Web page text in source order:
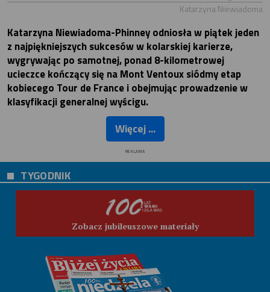
Katarzyna Niewiadoma
Katarzyna Niewiadoma-Phinney odniosła w piątek jeden
z najpiękniejszych sukcesów w kolarskiej karierze,
wygrywając po samotnej, ponad 8-kilometrowej
ucieczce kończący się na Mont Ventoux siódmy etap
kobiecego Tour de France i obejmując prowadzenie w
klasyfikacji generalnej wyścigu.
Więcej ...
REKLAMA
TYGODNIK
Zobacz jubileuszowe materiały